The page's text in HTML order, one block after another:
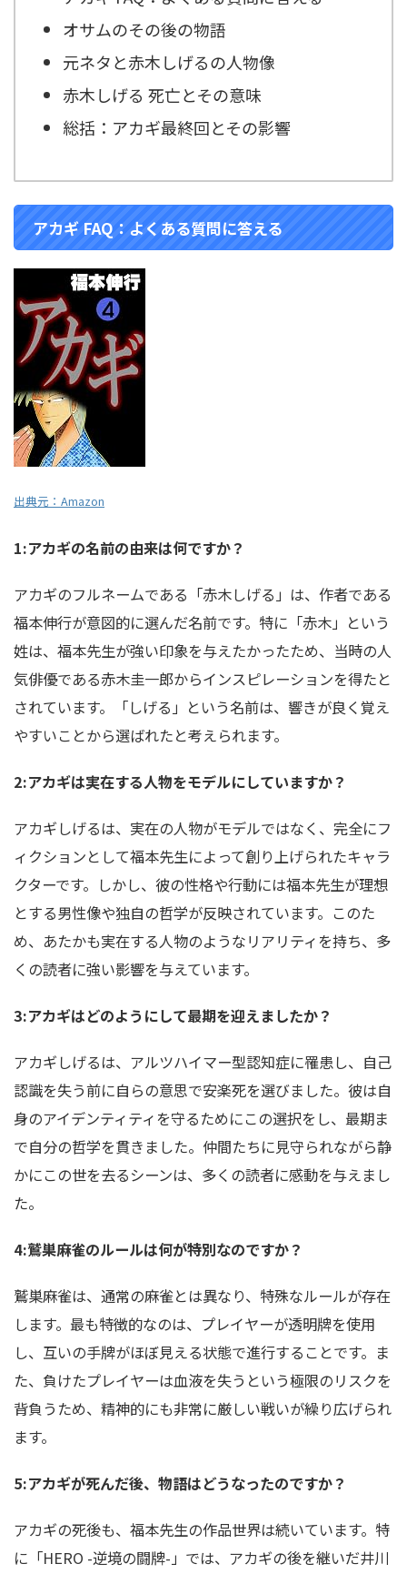
オサムのその後の物語
元ネタと赤木しげるの人物像
赤木しげる 死亡とその意味
総括：アカギ最終回とその影響
アカギ FAQ：よくある質問に答える
出典元：Amazon
1:アカギの名前の由来は何ですか？
アカギのフルネームである「赤木しげる」は、作者である
福本伸行が意図的に選んだ名前です。特に「赤木」という
姓は、福本先生が強い印象を与えたかったため、当時の人
気俳優である赤木圭一郎からインスピレーションを得たと
されています。「しげる」という名前は、響きが良く覚え
やすいことから選ばれたと考えられます。
2:アカギは実在する人物をモデルにしていますか？
アカギしげるは、実在の人物がモデルではなく、完全にフ
ィクションとして福本先生によって創り上げられたキャラ
クターです。しかし、彼の性格や行動には福本先生が理想
とする男性像や独自の哲学が反映されています。このた
め、あたかも実在する人物のようなリアリティを持ち、多
くの読者に強い影響を与えています。
3:アカギはどのようにして最期を迎えましたか？
アカギしげるは、アルツハイマー型認知症に罹患し、自己
認識を失う前に自らの意思で安楽死を選びました。彼は自
身のアイデンティティを守るためにこの選択をし、最期ま
で自分の哲学を貫きました。仲間たちに見守られながら静
かにこの世を去るシーンは、多くの読者に感動を与えまし
た。
4:鷲巣麻雀のルールは何が特別なのですか？
鷲巣麻雀は、通常の麻雀とは異なり、特殊なルールが存在
します。最も特徴的なのは、プレイヤーが透明牌を使用
し、互いの手牌がほぼ見える状態で進行することです。ま
た、負けたプレイヤーは血液を失うという極限のリスクを
背負うため、精神的にも非常に厳しい戦いが繰り広げられ
ます。
5:アカギが死んだ後、物語はどうなったのですか？
アカギの死後も、福本先生の作品世界は続いています。特
に「HERO -逆境の闘牌-」では、アカギの後を継いだ井川